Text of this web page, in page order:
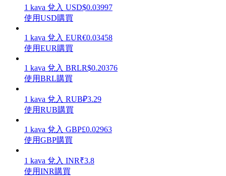
增值寶
使您的資產穩定增值
1 kava 兌入 USD$0.03997
使用USD購買
1 kava 兌入 EUR€0.03458
使用EUR購買
1 kava 兌入 BRLR$0.20376
使用BRL購買
1 kava 兌入 RUB₽3.29
使用RUB購買
1 kava 兌入 GBP£0.02963
使用GBP購買
1 kava 兌入 INR₹3.8
使用INR購買